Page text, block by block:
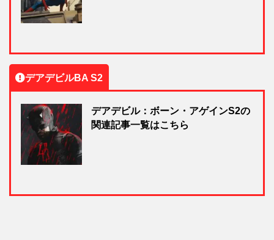
デアデビルBA S2
デアデビル：ボーン・アゲインS2の
関連記事一覧はこちら